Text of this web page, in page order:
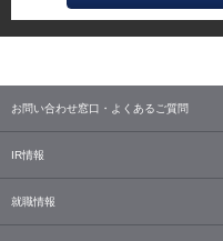
お問い合わせ窓口・よくあるご質問
IR情報
就職情報